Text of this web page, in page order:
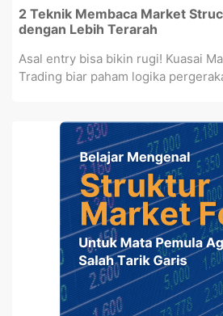
2 Teknik Membaca Market
dengan Lebih Terarah
Asal entry bisa bikin rugi! Kuasai
Trading biar paham logika